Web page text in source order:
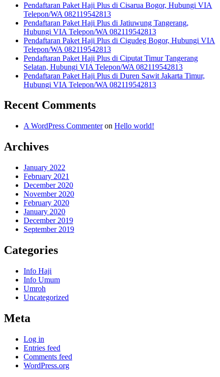
Pendaftaran Paket Haji Plus di Cisarua Bogor, Hubungi VIA
Telepon/WA 082119542813
Pendaftaran Paket Haji Plus di Jatiuwung Tangerang,
Hubungi VIA Telepon/WA 082119542813
Pendaftaran Paket Haji Plus di Cigudeg Bogor, Hubungi VIA
Telepon/WA 082119542813
Pendaftaran Paket Haji Plus di Ciputat Timur Tangerang
Selatan, Hubungi VIA Telepon/WA 082119542813
Pendaftaran Paket Haji Plus di Duren Sawit Jakarta Timur,
Hubungi VIA Telepon/WA 082119542813
Recent Comments
A WordPress Commenteron Hello world!
Archives
January 2022
February 2021
December 2020
November 2020
February 2020
January 2020
December 2019
September 2019
Categories
Info Haji
Info Umum
Umroh
Uncategorized
Meta
Log in
Entries feed
Comments feed
WordPress.org